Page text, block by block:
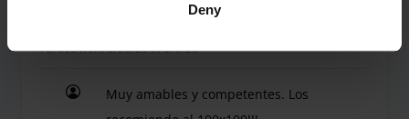
Deny
Francisco Fernández Gámez
Parked from 5/30/26 til 6/9/26
Muy amables y competentes. Los